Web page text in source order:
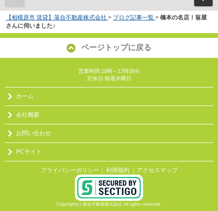
【相模原市 賃貸】落合不動産株式会社 > ブログ記事一覧 > 橋本の名店！翁屋
さんに伺いました♪
ページトップに戻る
営業時間:10時～17時30分
定休日:毎週水曜日
ホーム
会社概要
お問い合わせ
PCサイト
プライバシーポリシー 利用規約 ｜アクセスマップ
Copyright(c) 落合不動産株式会社 All rights reserved.